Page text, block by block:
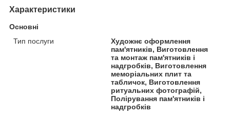
Характеристики
Основні
Тип послуги
Художнє оформлення
пам'ятників, Виготовлення
та монтаж пам'ятників і
надгробків, Виготовлення
меморіальних плит та
табличок, Виготовлення
ритуальних фотографій,
Полірування пам'ятників і
надгробків